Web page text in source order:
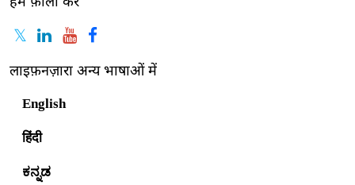
लाइफ़नज़ारा अन्य भाषाओं में
English
हिंदी
ಕನ್ನಡ